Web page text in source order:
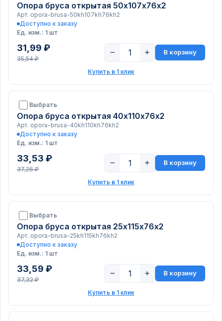
Опора бруса открытая 50х107х76х2
Арт. opora-brusa-50kh107kh76kh2
Доступно к заказу
Ед. изм.: 1 шт
31,99 ₽
35,54 ₽
− + В корзину
Купить в 1 клик
Выбрать
Опора бруса открытая 40х110х76х2
Арт. opora-brusa-40kh110kh76kh2
Доступно к заказу
Ед. изм.: 1 шт
33,53 ₽
37,26 ₽
− + В корзину
Купить в 1 клик
Выбрать
Опора бруса открытая 25х115х76х2
Арт. opora-brusa-25kh115kh76kh2
Доступно к заказу
Ед. изм.: 1 шт
33,59 ₽
37,32 ₽
− + В корзину
Купить в 1 клик